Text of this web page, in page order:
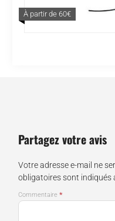
À partir de 60€
Partagez votre avis
Votre adresse e-mail ne
obligatoires sont indiqués
Commentaire *